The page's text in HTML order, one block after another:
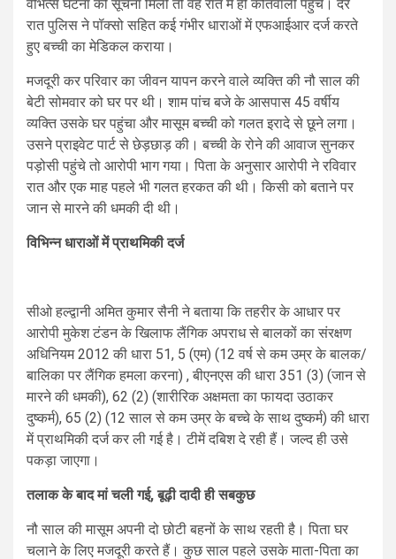
वीभत्स घटना की सूचना मिली तो वह रात में ही कोतवाली पहुंचे। देर
रात पुलिस ने पॉक्सो सहित कई गंभीर धाराओं में एफआईआर दर्ज करते
हुए बच्ची का मेडिकल कराया।
मजदूरी कर परिवार का जीवन यापन करने वाले व्यक्ति की नौ साल की
बेटी सोमवार को घर पर थी। शाम पांच बजे के आसपास 45 वर्षीय
व्यक्ति उसके घर पहुंचा और मासूम बच्ची को गलत इरादे से छूने लगा।
उसने प्राइवेट पार्ट से छेड़छाड़ की। बच्ची के रोने की आवाज सुनकर
पड़ोसी पहुंचे तो आरोपी भाग गया। पिता के अनुसार आरोपी ने रविवार
रात और एक माह पहले भी गलत हरकत की थी। किसी को बताने पर
जान से मारने की धमकी दी थी।
विभिन्न धाराओं में प्राथमिकी दर्ज
सीओ हल्द्वानी अमित कुमार सैनी ने बताया कि तहरीर के आधार पर
आरोपी मुकेश टंडन के खिलाफ लैंगिक अपराध से बालकों का संरक्षण
अधिनियम 2012 की धारा 51, 5 (एम) (12 वर्ष से कम उम्र के बालक/
बालिका पर लैंगिक हमला करना) , बीएनएस की धारा 351 (3) (जान से
मारने की धमकी), 62 (2) (शारीरिक अक्षमता का फायदा उठाकर
दुष्कर्म), 65 (2) (12 साल से कम उम्र के बच्चे के साथ दुष्कर्म) की धारा
में प्राथमिकी दर्ज कर ली गई है। टीमें दबिश दे रही हैं। जल्द ही उसे
पकड़ा जाएगा।
तलाक के बाद मां चली गई, बूढ़ी दादी ही सबकुछ
नौ साल की मासूम अपनी दो छोटी बहनों के साथ रहती है। पिता घर
चलाने के लिए मजदूरी करते हैं। कुछ साल पहले उसके माता-पिता का